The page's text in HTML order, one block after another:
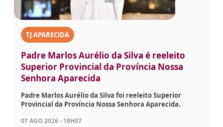
TJ APARECIDA
Padre Marlos Aurélio da Silva é reeleito
Superior Provincial da Província Nossa
Senhora Aparecida
Padre Marlos Aurélio da Silva foi reeleito Superior
Provincial da Província Nossa Senhora Aparecida.
07 AGO 2026 - 18H07